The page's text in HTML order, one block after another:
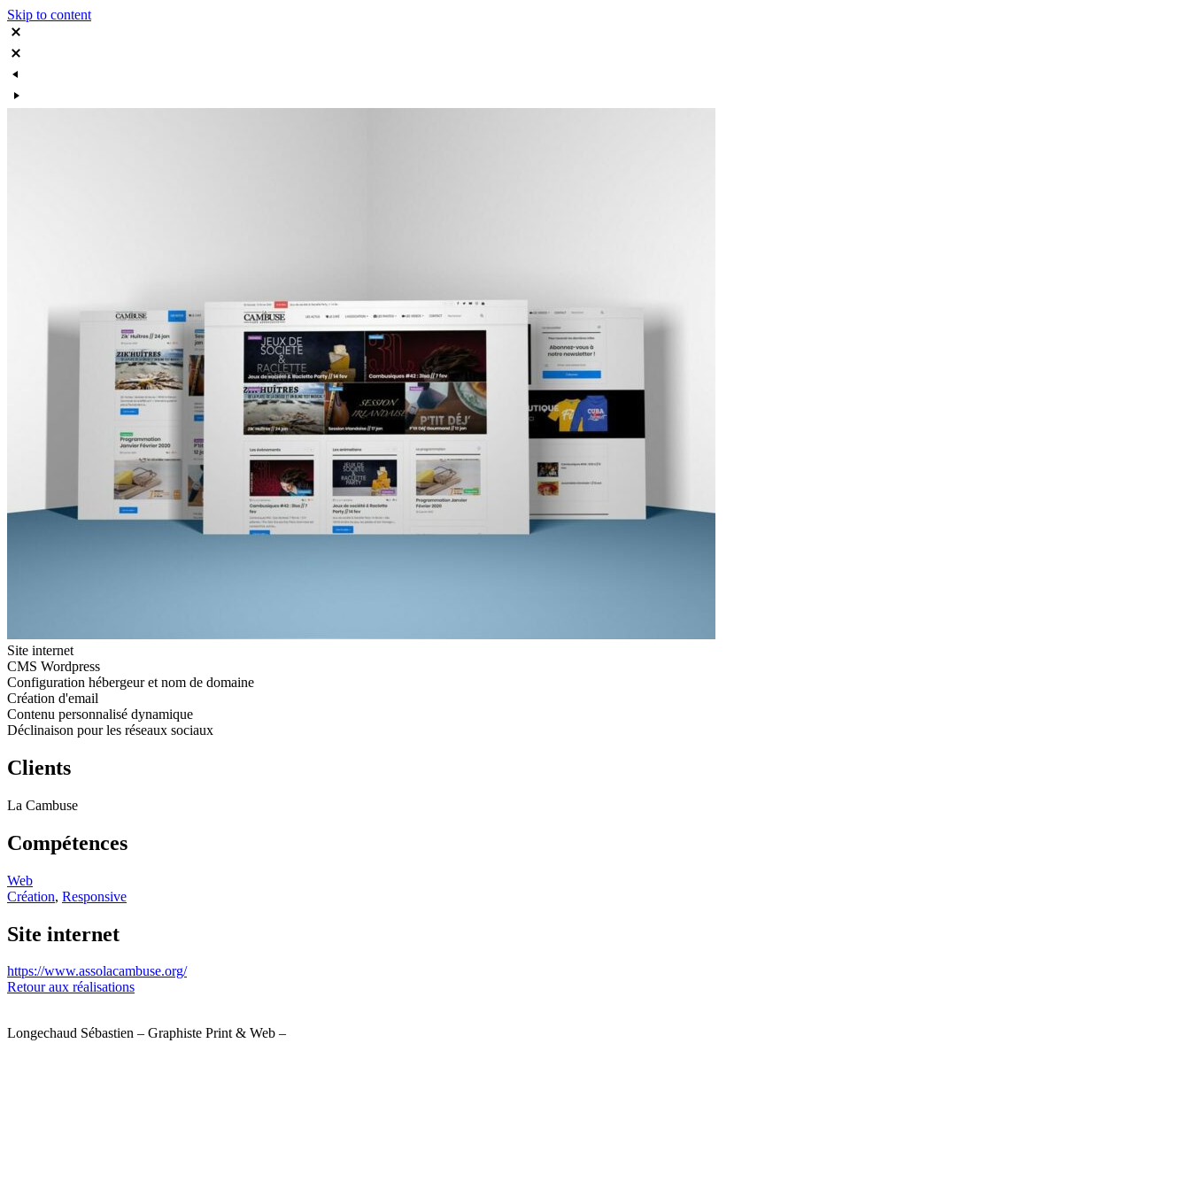
Skip to content
Site internet
CMS Wordpress
Configuration hébergeur et nom de domaine
Création d'email
Contenu personnalisé dynamique
Déclinaison pour les réseaux sociaux
Clients
La Cambuse
Compétences
Web
Création, Responsive
Site internet
https://www.assolacambuse.org/
Retour aux réalisations
Longechaud Sébastien – Graphiste Print & Web –